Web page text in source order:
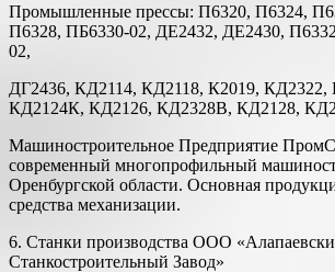
Промышленные прессы: П6320, П6324,
П6328, ПБ6330-02, ДЕ2432, ДЕ2430,
02,
ДГ2436, КД2114, КД2118, К2019, КД2322,
КД2124К, КД2126, КД2328В, КД2128,
Машиностроительное Предприятие
современный многопрофильный
Оренбургской области. Основная
средства механизации.
6. Станки производства ООО
Станкостроительный Завод»